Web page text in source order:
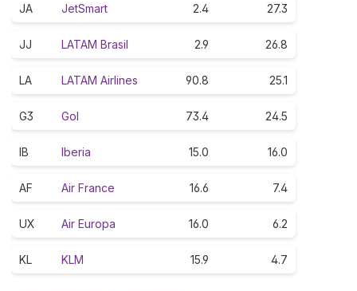
JA JetSmart 2.4 27.3
JJ LATAM Brasil 2.9 26.8
LA LATAM Airlines 90.8 25.1
G3 Gol 73.4 24.5
IB Iberia 15.0 16.0
AF Air France 16.6 7.4
UX Air Europa 16.0 6.2
KL KLM 15.9 4.7